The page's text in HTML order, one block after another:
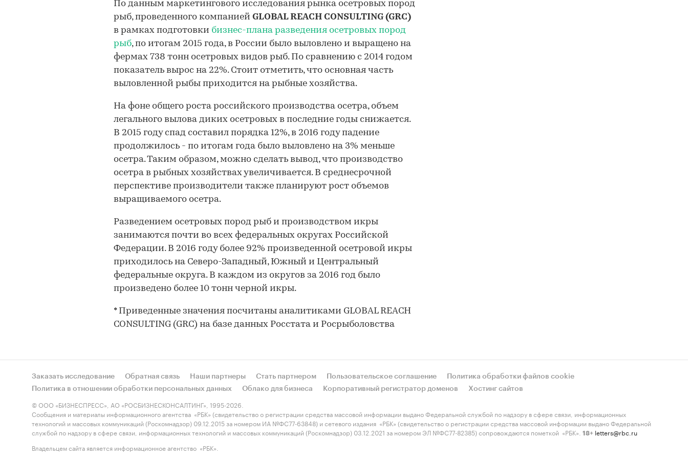
По данным маркетингового исследования рынка осетровых пород
рыб, проведенного компанией GLOBAL REACH CONSULTING (GRC)
в рамках подготовки бизнес-плана разведения осетровых пород
рыб, по итогам 2015 года, в России было выловлено и выращено на
фермах 738 тонн осетровых видов рыб. По сравнению с 2014 годом
показатель вырос на 22%. Стоит отметить, что основная часть
выловленной рыбы приходится на рыбные хозяйства.
На фоне общего роста российского производства осетра, объем
легального вылова диких осетровых в последние годы снижается.
В 2015 году спад составил порядка 12%, в 2016 году падение
продолжилось - по итогам года было выловлено на 3% меньше
осетра. Таким образом, можно сделать вывод, что производство
осетра в рыбных хозяйствах увеличивается. В среднесрочной
перспективе производители также планируют рост объемов
выращиваемого осетра.
Разведением осетровых пород рыб и производством икры
занимаются почти во всех федеральных округах Российской
Федерации. В 2016 году более 92% произведенной осетровой икры
приходилось на Северо-Западный, Южный и Центральный
федеральные округа. В каждом из округов за 2016 год было
произведено более 10 тонн черной икры.
* Приведенные значения посчитаны аналитиками GLOBAL REACH
CONSULTING (GRC) на базе данных Росстата и Росрыболовства
Заказать исследование Обратная связь Наши партнеры Стать партнером Пользовательское соглашение
Политика обработки файлов cookie
Политика в отношении обработки персональных данных
Облако для бизнеса Корпоративный регистратор доменов Хостинг сайтов
© ООО «БИЗНЕСПРЕСС», АО «РОСБИЗНЕСКОНСАЛТИНГ», 1995-2026.
Сообщения и материалы информационного агентства «РБК» (свидетельство о регистрации средства массовой информации выдано Федеральной службой по надзору в сфере связи, информационных
технологий и массовых коммуникаций (Роскомнадзор) 09.12.2015 за номером ИА №ФС77-63848) и сетевого издания «РБК» (свидетельство о регистрации средства массовой информации выдано Федеральной
службой по надзору в сфере связи, информационных технологий и массовых коммуникаций (Роскомнадзор) 03.12.2021 за номером ЭЛ №ФС77-82385) сопровождаются пометкой «РБК».
18+ letters@rbc.ru
Владельцем сайта является информационное агентство «РБК».